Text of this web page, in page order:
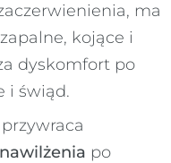
ma
kojące i
dyskomfort po
i świąd.
przywraca
po